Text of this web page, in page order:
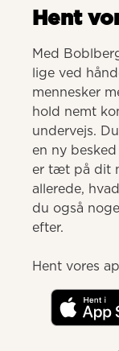
Hent
Med
lige ved
mennesker
hold nemt
undervejs.
en ny
er tæt på dit
allerede,
du også
efter.
Hent vores